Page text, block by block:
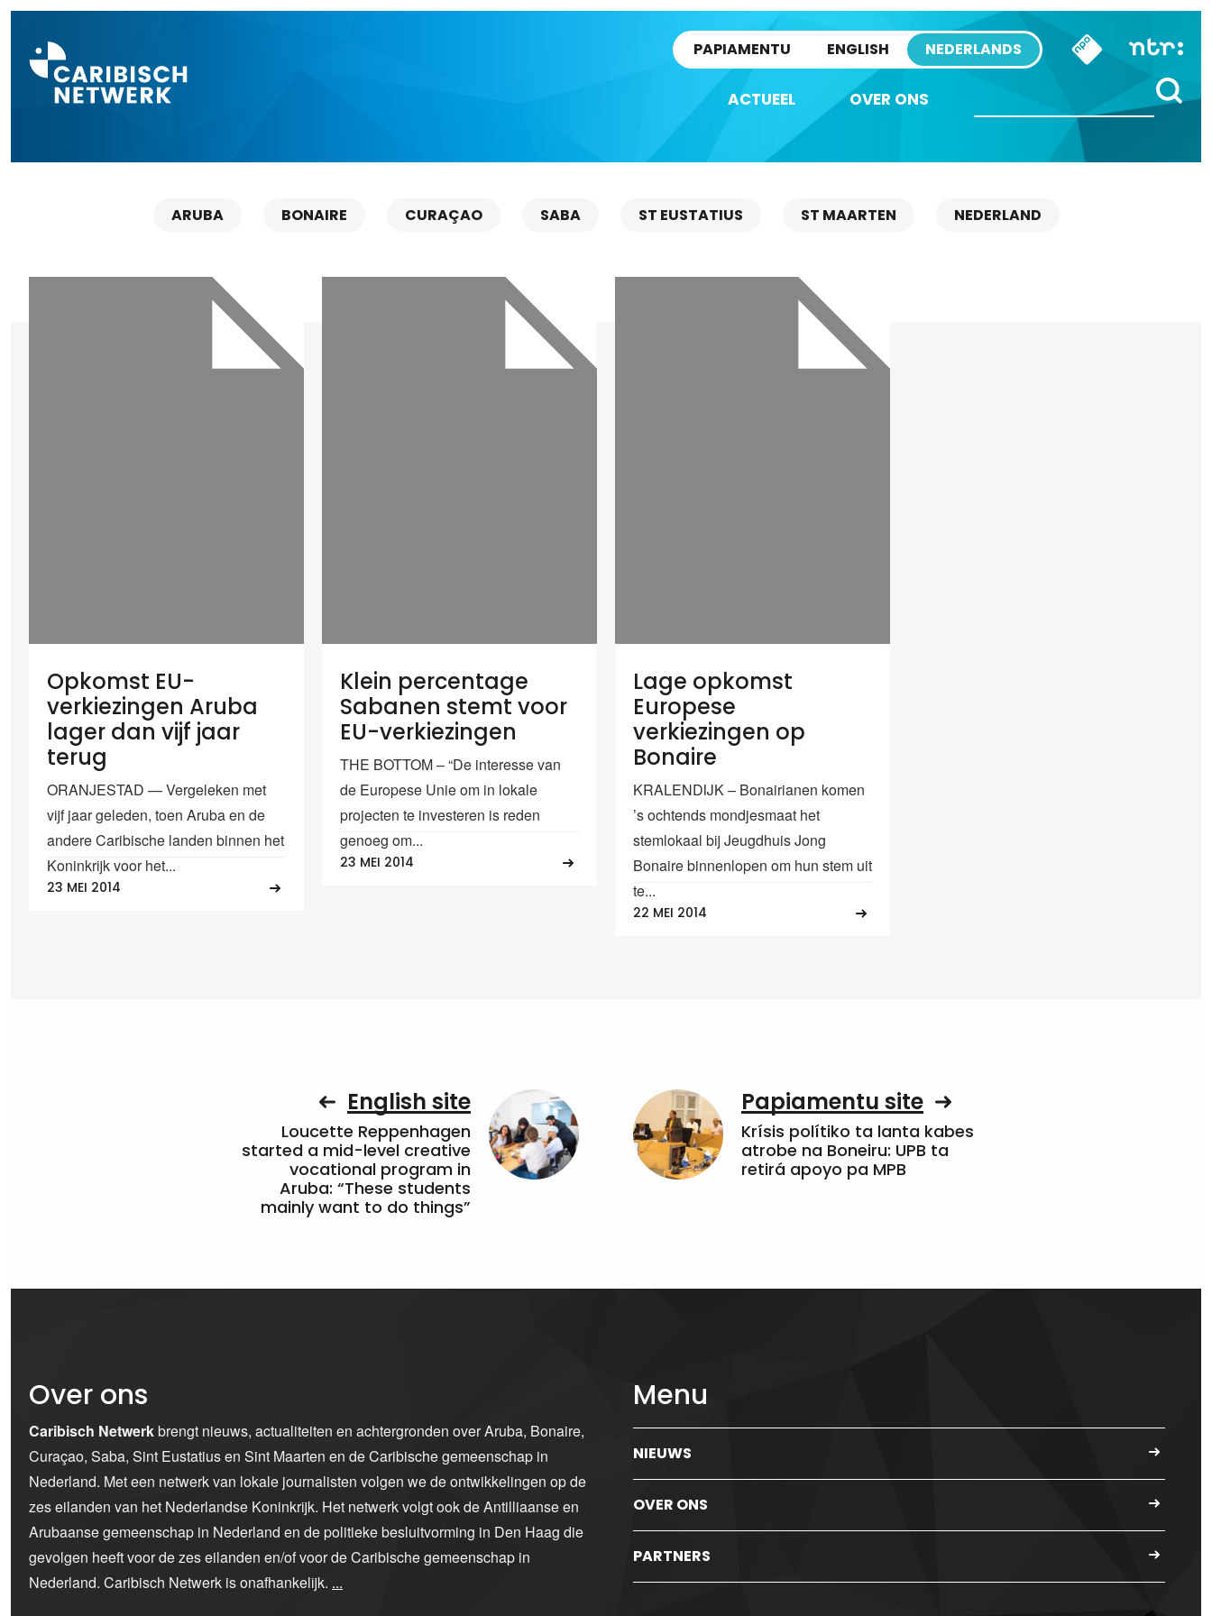
PAPIAMENTU ENGLISH NEDERLANDS
ACTUEEL OVER ONS
ARUBA BONAIRE CURAÇAO SABA ST EUSTATIUS ST MAARTEN NEDERLAND
Opkomst EU-
verkiezingen Aruba
lager dan vijf jaar
terug
ORANJESTAD — Vergeleken met
vijf jaar geleden, toen Aruba en de
andere Caribische landen binnen het
Koninkrijk voor het...
23 MEI 2014
Klein percentage
Sabanen stemt voor
EU-verkiezingen
THE BOTTOM – “De interesse van
de Europese Unie om in lokale
projecten te investeren is reden
genoeg om...
23 MEI 2014
Lage opkomst
Europese
verkiezingen op
Bonaire
KRALENDIJK – Bonairianen komen
’s ochtends mondjesmaat het
stemlokaal bij Jeugdhuis Jong
Bonaire binnenlopen om hun stem uit
te...
22 MEI 2014
English site
Loucette Reppenhagen
started a mid-level creative
vocational program in
Aruba: “These students
mainly want to do things”
Papiamentu site
Krísis polítiko ta lanta kabes
atrobe na Boneiru: UPB ta
retirá apoyo pa MPB
Over ons
Caribisch Netwerkbrengt nieuws, actualiteiten en achtergronden over Aruba, Bonaire,
Curaçao, Saba, Sint Eustatius en Sint Maarten en de Caribische gemeenschap in
Nederland. Met een netwerk van lokale journalisten volgen we de ontwikkelingen op de
zes eilanden van het Nederlandse Koninkrijk. Het netwerk volgt ook de Antilliaanse en
Arubaanse gemeenschap in Nederland en de politieke besluitvorming in Den Haag die
gevolgen heeft voor de zes eilanden en/of voor de Caribische gemeenschap in
Nederland. Caribisch Netwerk is onafhankelijk. ...
Menu
NIEUWS
OVER ONS
PARTNERS